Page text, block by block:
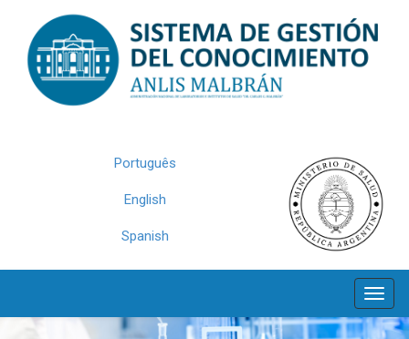
navigation
Português
English
Spanish